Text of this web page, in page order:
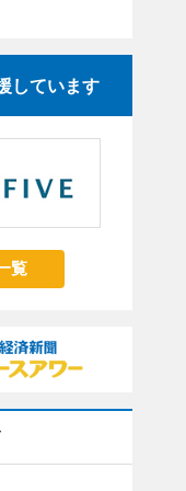
しています
覧